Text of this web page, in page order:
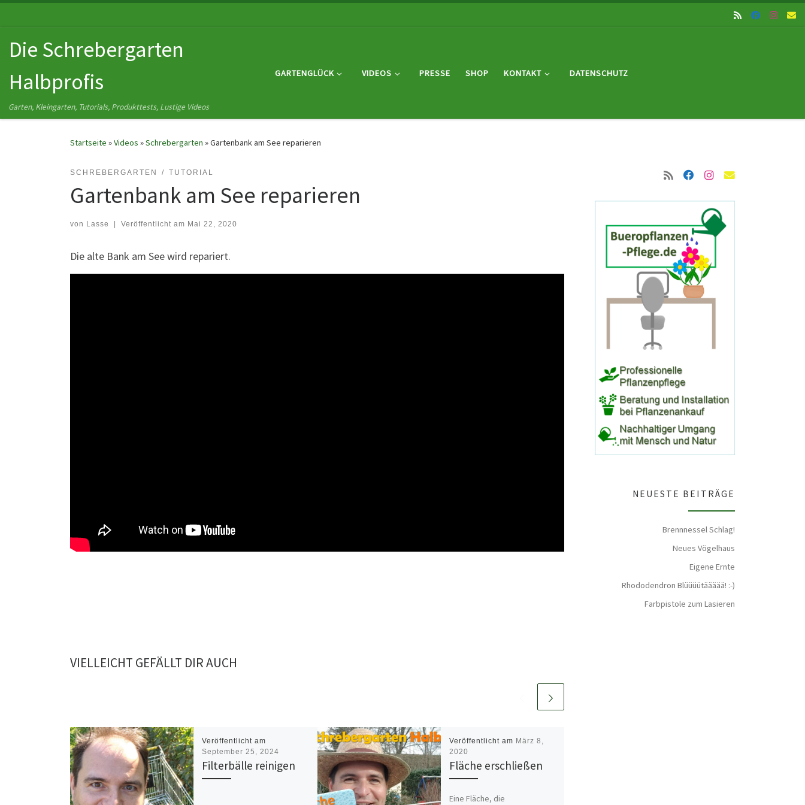
Die Schrebergarten
Halbprofis
Garten, Kleingarten, Tutorials, Produkttests, Lustige Videos
GARTENGLÜCK VIDEOS PRESSE SHOP KONTAKT DATENSCHUTZ
Startseite »Videos »Schrebergarten »Gartenbank am See reparieren
SCHREBERGARTEN TUTORIAL
Gartenbank am See reparieren
von Lasse Veröffentlicht am Mai 22, 2020
Die alte Bank am See wird repariert.
VIELLEICHT GEFÄLLT DIR AUCH
Veröffentlicht am
September 25, 2024
Filterbälle reinigen
Veröffentlicht am März 8,
2020
Fläche erschließen
Eine Fläche, die
NEUESTE BEITRÄGE
Brennnessel Schlag!
Neues Vögelhaus
Eigene Ernte
Rhododendron Blüüüütäääää! :-)
Farbpistole zum Lasieren